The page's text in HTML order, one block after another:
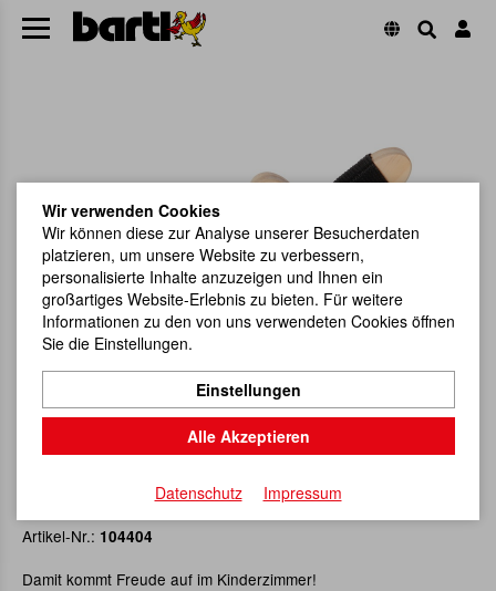
Entermesser mit Totenkopf
Artikel-Nr.: 104404
Damit kommt Freude auf im Kinderzimmer!
Wir verwenden Cookies
Wir können diese zur Analyse unserer Besucherdaten
platzieren, um unsere Website zu verbessern,
personalisierte Inhalte anzuzeigen und Ihnen ein
großartiges Website-Erlebnis zu bieten. Für weitere
Informationen zu den von uns verwendeten Cookies öffnen
Sie die Einstellungen.
Einstellungen
Alle Akzeptieren
Datenschutz Impressum